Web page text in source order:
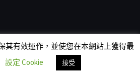
rights reserved.
其有效運作，並使您在本網站上獲得最
設定 Cookie 接受